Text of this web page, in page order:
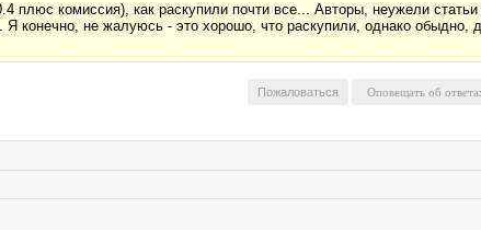
плюс комиссия), как раскупили почти все... Авторы, неужели
Я конечно, не жалуюсь - это хорошо, что раскупили, однако
Пожаловаться